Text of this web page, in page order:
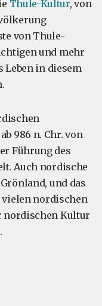
Thule-Kultur, von
von Thule-
und mehr
Leben in diesem
986 n. Chr. von
Führung des
Auch nordische
und das
nordischen
nordischen Kultur